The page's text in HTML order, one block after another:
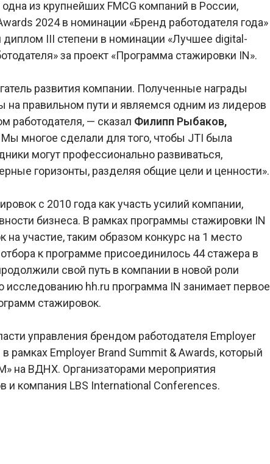
из крупнейших FMCG компаний в России,
2024 в номинации «Бренд работодателя года»
III степени в номинации «Лучшее digital-
за проект «Программа стажировки IN».
развития компании. Полученные награды
на правильном пути и являемся одним из лидеров
работодателя, — сказал Филипп Рыбаков,
многое сделали для того, чтобы JTI была
могут профессионально развиваться,
горизонты, разделяя общие цели и ценности».
с 2010 года как участь усилий компании,
бизнеса. В рамках программы стажировки IN
на участие, таким образом конкурс на 1 место
к программе присоединилось 44 стажера в
свой путь в компании в новой роли
исследованию hh.ru программа IN занимает первое
стажировок.
управления брендом работодателя Employer
рамках Employer Brand Summit & Awards, который
на ВДНХ. Организаторами мероприятия
компания LBS International Conferences.